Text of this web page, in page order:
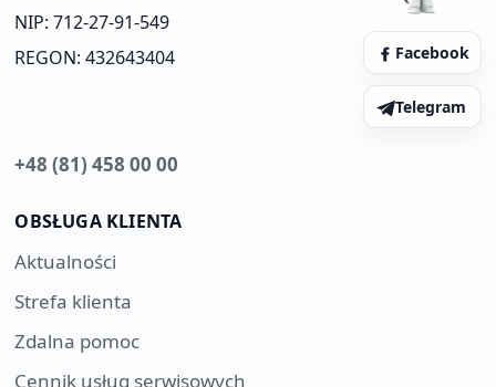
NIP: 712-27-91-549
REGON: 432643404
Facebook
Telegram
+48 (81) 458 00 00
OBSŁUGA KLIENTA
Aktualności
Strefa klienta
Zdalna pomoc
Cennik usług serwisowych